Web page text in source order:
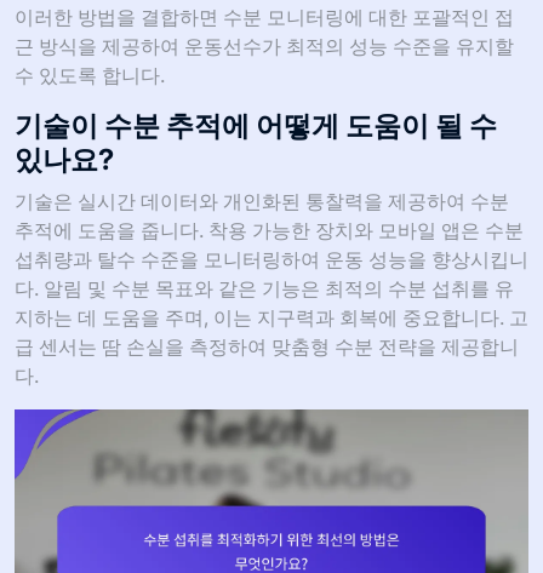
이러한 방법을 결합하면 수분 모니터링에 대한 포괄적인 접
근 방식을 제공하여 운동선수가 최적의 성능 수준을 유지할
수 있도록 합니다.
기술이 수분 추적에 어떻게 도움이 될 수
있나요?
기술은 실시간 데이터와 개인화된 통찰력을 제공하여 수분
추적에 도움을 줍니다. 착용 가능한 장치와 모바일 앱은 수분
섭취량과 탈수 수준을 모니터링하여 운동 성능을 향상시킵니
다. 알림 및 수분 목표와 같은 기능은 최적의 수분 섭취를 유
지하는 데 도움을 주며, 이는 지구력과 회복에 중요합니다. 고
급 센서는 땀 손실을 측정하여 맞춤형 수분 전략을 제공합니
다.